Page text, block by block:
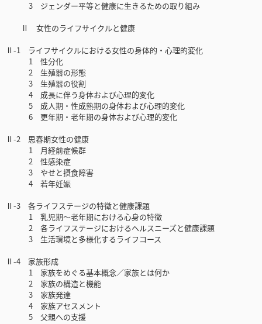
3 ジェンダー平等と健康に生きるための取り組み
Ⅱ 女性のライフサイクルと健康
Ⅱ-1 ライフサイクルにおける女性の身体的・心理的変化
1 性分化
2 生殖器の形態
3 生殖器の役割
4 成長に伴う身体および心理的変化
5 成人期・性成熟期の身体および心理的変化
6 更年期・老年期の身体および心理的変化
Ⅱ-2 思春期女性の健康
1 月経前症候群
2 性感染症
3 やせと摂食障害
4 若年妊娠
Ⅱ-3 各ライフステージの特徴と健康課題
1 乳児期～老年期における心身の特徴
2 各ライフステージにおけるヘルスニーズと健康課題
3 生活環境と多様化するライフコース
Ⅱ-4 家族形成
1 家族をめぐる基本概念／家族とは何か
2 家族の構造と機能
3 家族発達
4 家族アセスメント
5 父親への支援